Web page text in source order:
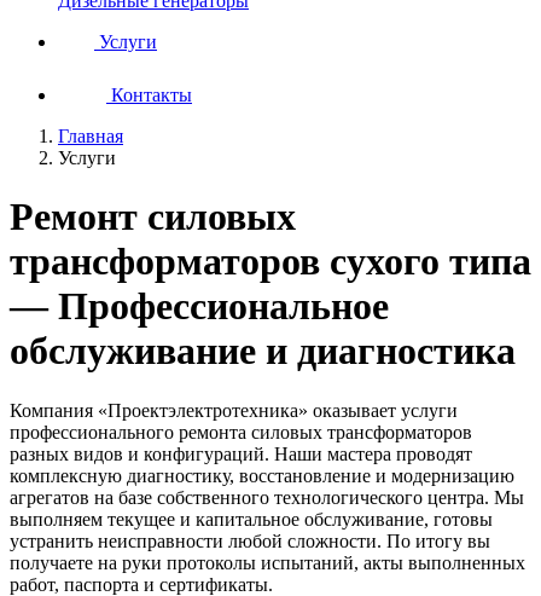
Услуги
Контакты
Главная
Услуги
Ремонт силовых
трансформаторов сухого типа
— Профессиональное
обслуживание и диагностика
Компания «Проектэлектротехника» оказывает услуги
профессионального ремонта силовых трансформаторов
разных видов и конфигураций. Наши мастера проводят
комплексную диагностику, восстановление и модернизацию
агрегатов на базе собственного технологического центра. Мы
выполняем текущее и капитальное обслуживание, готовы
устранить неисправности любой сложности. По итогу вы
получаете на руки протоколы испытаний, акты выполненных
работ, паспорта и сертификаты.